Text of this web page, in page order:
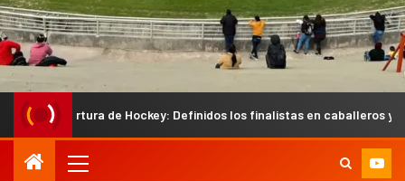
Definidos los finalistas en caballeros y los semifinalistas en